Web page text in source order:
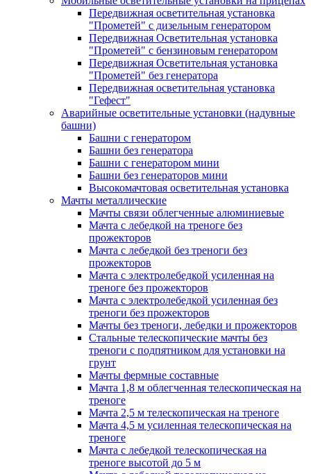
Передвижная осветительная установка
"Прометей" с дизельным генератором
Передвижная Осветительная установка
"Прометей" с бензиновым генератором
Передвижная Осветительная установка
"Прометей" без генератора
Передвижная осветительная установка
"Гефест"
Аварийные осветительные установки (надувные
башни)
Башни с генератором
Башни без генератора
Башни с генератором мини
Башни без генераторов мини
Высокомачтовая осветительная установка
Мачты металлические
Мачты связи облегченные алюминиевые
Мачта с лебедкой на треноге без
прожекторов
Мачта с лебедкой без треноги без
прожекторов
Мачта с электролебедкой усиленная на
треноге без прожекторов
Мачта с электролебедкой усиленная без
треноги без прожекторов
Мачты без треноги, лебедки и прожекторов
Стальные телескопические мачты без
треноги с подпятником для установки на
грунт
Мачты фермные составные
Мачта 1,8 м облегченная телескопическая на
треноге
Мачта 2,5 м телескопическая на треноге
Мачта 4,5 м усиленная телескопическая на
треноге
Мачта с лебедкой телескопическая на
треноге высотой до 5 м